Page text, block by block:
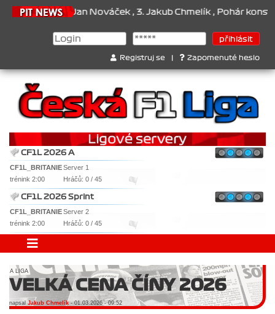
Veselý , 2. Jan Nováček , 3. Jakub Chmelík , Pohár
Registruj se Zapomenuté heslo
CF1L 2026 A
CF1L_BRITANIEServer 1
trénink 2:00
Hráčů: 0 / 45
CF1L 2026 Sprint
CF1L_BRITANIEServer 2
trénink 2:00
Hráčů: 0 / 45
A LIGA
VELKÁ CENA ČÍNY 2026
napsal Jakub Chmelík- 01.03.2026 - 09:52